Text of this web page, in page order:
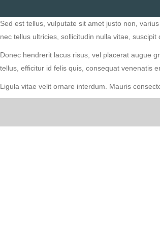
Sed est tellus, vulputate sit amet justo non,
nec tellus ultricies, sollicitudin nulla vitae, suscipit
Donec hendrerit lacus risus, vel placerat augue
tellus, efficitur id felis quis, consequat venenatis
Ligula vitae velit ornare interdum. Mauris